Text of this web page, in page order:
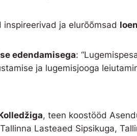
ja elurõõmsad
edendamisega:
ja lugemisjooga
, teen koostööd
Lasteaed Sipsikuga,